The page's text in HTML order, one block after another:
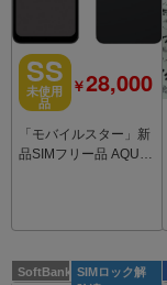
SS
未使用
品
￥28,000
「モバイルスター」新
品SIMフリー品 AQUO
SoftBank SIMロック解